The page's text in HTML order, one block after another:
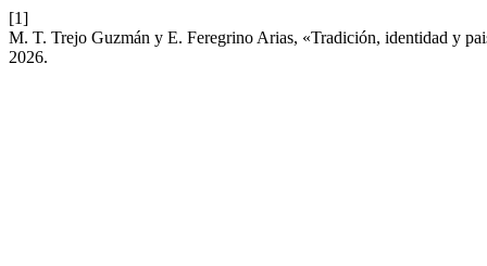
[1]
M. T. Trejo Guzmán y E. Feregrino Arias, «Tradición, identidad y
2026.